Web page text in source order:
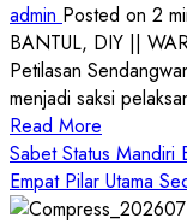
admin Posted on 2
BANTUL, DIY ||
Petilasan
menjadi saksi
Read More
more
about
Dihadiri
Sabet Status Mandiri
Empat Pilar Utama